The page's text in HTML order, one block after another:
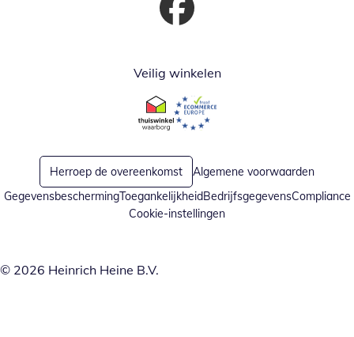
Opent in nieuw venster
Veilig winkelen
Opent in nieuw venster
Opent in nieuw venster
Herroep de overeenkomst
Algemene voorwaarden
GegevensbeschermingToegankelijkheidBedrijfsgegevensCompliance
Cookie-instellingen
© 2026 Heinrich Heine B.V.